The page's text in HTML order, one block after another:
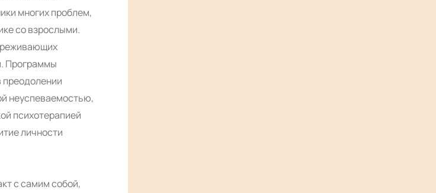
многих проблем,
со взрослыми.
Программы
преодолении
неуспеваемостью,
психотерапией
личности
с самим собой,